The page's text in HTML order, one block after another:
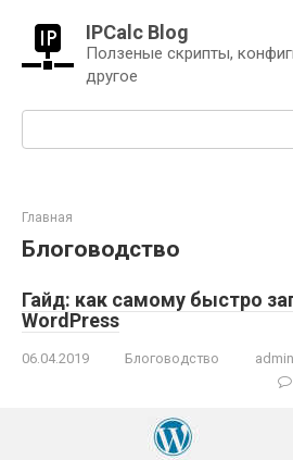
контенту
IPCalc Blog
Ползеные скрипты,
другое
Поиск:
Главная
Блоговодство
Гайд: как самому быстро
WordPress
06.04.2019 Блоговодство
admin